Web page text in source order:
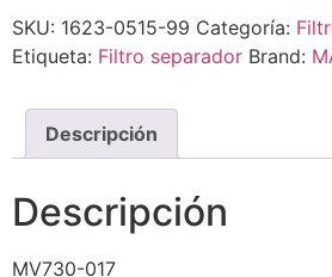
SKU: 1623-0515-99 Categoría:
Etiqueta: Filtro separador Brand:
Descripción
Descripción
MV730-017